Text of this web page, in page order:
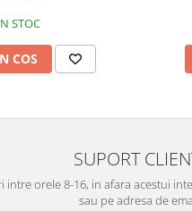
STOC
COS
SUPORT
intre orele 8-16, in afara acestui
sau pe adresa de